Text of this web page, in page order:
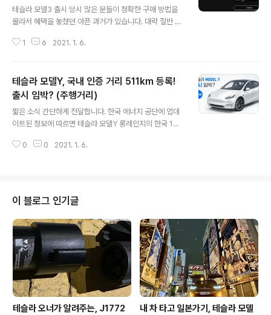
하는 방법! (리퍼럴 코드)
테슬라 모델3 출시 당시 많은 분들이 정확한 구매 방법을
몰라서 혜택을 놓쳤던 아픈 과거가 있습니다. 대략 절반 이
간 것 같아서 안타까웠는데요, 이번 모델Y에서는 그런 불
딧 혜택 놓치지 마세요! 1. 미리 테슬라 홈페이지 로그인 -.
편의상 테슬라 홈페이지에 먼저 로그인해두면 편합니다. -.
회원가입이 아직이시라면, 회원가입 하고 로그인해주세요!
2. 추천인 코드 링크 접속 -. 구입 중에 추천인 코드를 입력
서 구매햐아합니다. -. 아래 추천인 '링크' 로 접속해주세요!
1 6 2021. 1. 6.
테슬라 모델Y, 국내 인증 거리 511km 등록!
출시 임박? (주행거리)
짧은 소식 간단하게 전달합니다. 한국 에너지 공단에 업데
이트된 정보에 따르면 테슬라 모델Y 롱레인지의 한국 1회
는 것을 알 수 있습니다. 이미지에 적힌 출시(예정)일은 한
증 전산화시스템)에서 조회가 되지 않아서 알순 없었습니
다. 하지만 모델3의 히트펌프가 모델Y에도 달려있으므로,
모델3처럼 저온에서의 주행거리 감소는 미미할 것으로 예
상됩니다. 테슬라 모델S에 이어서 500km를 넘는 두번째
테슬라 차량의 등장! 모델3보다도 덩치가 큰데 더 긴 주행
거리가 참으로 인상적입니다. 함께보기..
0 0 2021. 1. 6.
이 블로그 인기글
테슬라 오너가 알려주는, J1772
내 차 타고 일본가기, 테슬라 모델